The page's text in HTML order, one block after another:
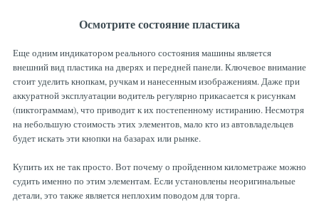
Осмотрите состояние пластика
Еще одним индикатором реального состояния машины является
внешний вид пластика на дверях и передней панели. Ключевое внимание
стоит уделить кнопкам, ручкам и нанесенным изображениям. Даже при
аккуратной эксплуатации водитель регулярно прикасается к рисункам
(пиктограммам), что приводит к их постепенному истиранию. Несмотря
на небольшую стоимость этих элементов, мало кто из автовладельцев
будет искать эти кнопки на базарах или рынке.
Купить их не так просто. Вот почему о пройденном километраже можно
судить именно по этим элементам. Если установлены неоригинальные
детали, это также является неплохим поводом для торга.